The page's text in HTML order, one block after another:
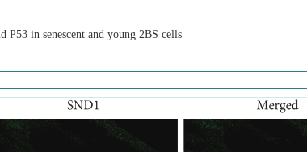
P53 in senescent and young 2BS cells